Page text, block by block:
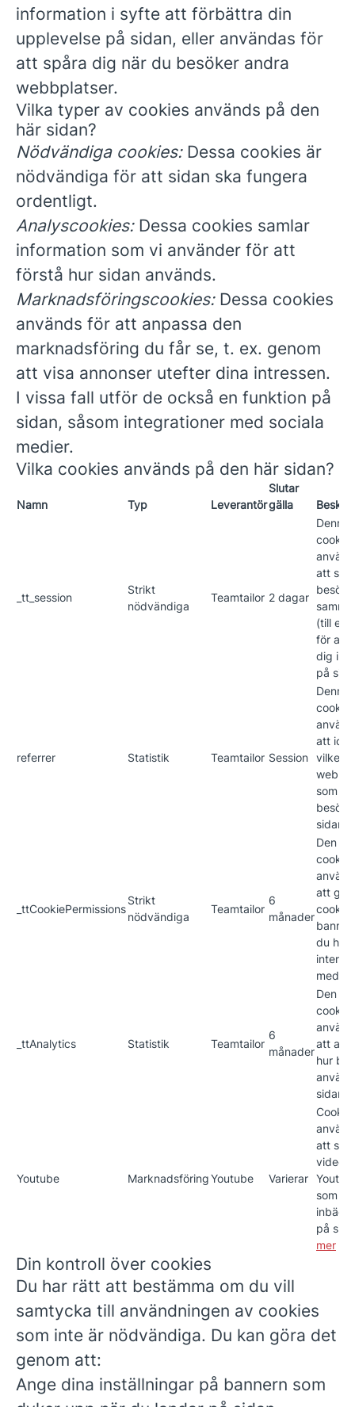
information i syfte att förbättra din
upplevelse på sidan, eller användas för
att spåra dig när du besöker andra
webbplatser.
Vilka typer av cookies används på den
här sidan?
Nödvändiga cookies:Dessa cookies är
nödvändiga för att sidan ska fungera
ordentligt.
Analyscookies:Dessa cookies samlar
information som vi använder för att
förstå hur sidan används.
Marknadsföringscookies:Dessa cookies
används för att anpassa den
marknadsföring du får se, t. ex. genom
att visa annonser utefter dina intressen.
I vissa fall utför de också en funktion på
sidan, såsom integrationer med sociala
medier.
Vilka cookies används på den här sidan?
Namn Typ Leverantör
Slutar
gälla
_tt_session
Strikt
nödvändiga
Teamtailor 2 dagar
Denna
cookie
att
(till
för att
dig
på
referrer Statistik Teamtailor Session
Denna
cookie
att
vilken
som
sidan.
_ttCookiePermissions
Strikt
nödvändiga
Teamtailor
6
månader
Den
att
cookie-
du har
med
_ttAnalytics Statistik Teamtailor
6
månader
Den
att
hur
sidan.
Youtube MarknadsföringYoutube Varierar
att
videos
som är
på
mer
Din kontroll över cookies
Du har rätt att bestämma om du vill
samtycka till användningen av cookies
som inte är nödvändiga. Du kan göra det
genom att:
Ange dina inställningar på bannern som